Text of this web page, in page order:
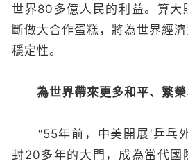
世界80多億人民的利益。算大
斷做大合作蛋糕，將為世界經
穩定性。
為世界帶來更多和平、繁榮
“55年前，中美開展‘乒乓
封20多年的大門，成為當代國